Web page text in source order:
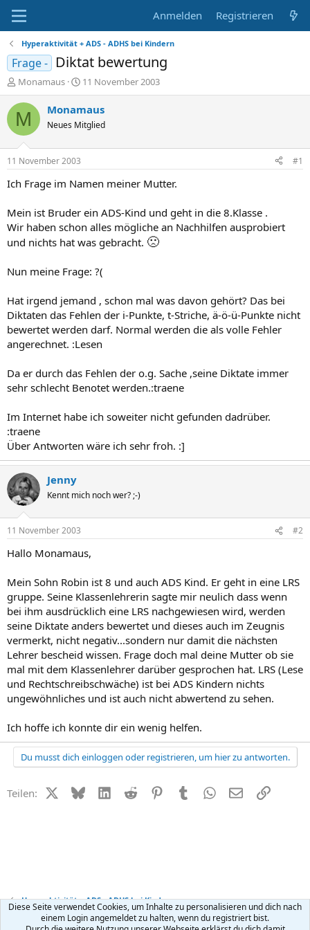
Anmelden Registrieren
Hyperaktivität + ADS - ADHS bei Kindern
Frage - Diktat bewertung
E
r
s
t
e
r
Monamaus
E
r
s
t
e
t
a
11 November 2003
M Monamaus
Neues Mitglied
11 November 2003 #1
Ich Frage im Namen meiner Mutter.
Mein ist Bruder ein ADS-Kind und geht in die 8.Klasse .
Wir haben schon alles mögliche an Nachhilfen ausprobiert
und nichts hat was gebracht. 🙁
Nun meine Frage: ?(
Hat irgend jemand , schon mal was davon gehört? Das bei
Diktaten das Fehlen der i-Punkte, t-Striche, ä-ö-ü-Punkte nicht
bewertet werden darf. Normal werden die als volle Fehler
angerechnet. :Lesen
Da er durch das Fehlen der o.g. Sache ,seine Diktate immer
sehr schlecht Benotet werden.:traene
Im Internet habe ich soweiter nicht gefunden dadrüber.
:traene
Über Antworten wäre ich sehr froh. :]
Jenny
Kennt mich noch wer? ;-)
11 November 2003 #2
Hallo Monamaus,
Mein Sohn Robin ist 8 und auch ADS Kind. Er geht in eine LRS
gruppe. Seine Klassenlehrerin sagte mir neulich dass wenn
bei ihm ausdrücklich eine LRS nachgewiesen wird, werden
seine Diktate anders bewertet und dieses auch im Zeugnis
vermerkt, nicht negativ...sondern nur damit die nächsten
Lehrer bescheid wissen. Frage doch mal deine Mutter ob sie
mal mit dem Klassenlehrer darüber gesprochen hat. LRS (Lese
und Rechtschreibschwäche) ist bei ADS Kindern nichts
ungewöhnliches und ist auch nicht abwertend zu sehen.
Ich hoffe ich konnte dir ein wenig helfen.
Du musst dich einloggen oder registrieren, um hier zu antworten.
Teilen: X (Twitter)
BlueskyLinkedIn
Reddit PinterestTumblr WhatsApp
E-MailLink
Hyperaktivität + ADS - ADHS bei Kindern
Diese Seite verwendet Cookies, um Inhalte zu personalisieren und dich nach
einem Login angemeldet zu halten, wenn du registriert bist.